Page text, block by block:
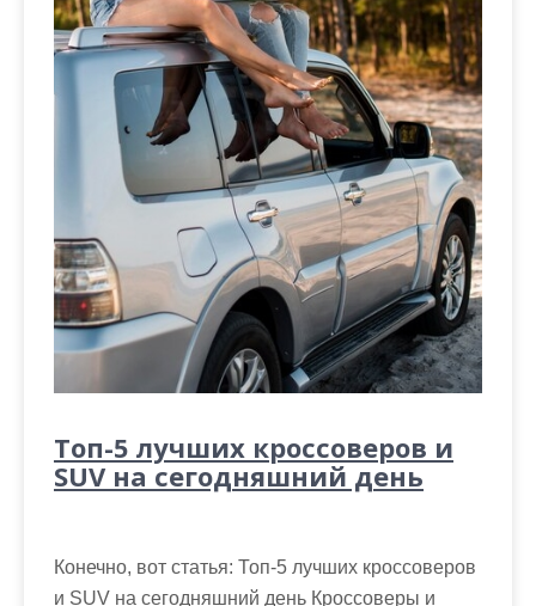
Топ-5 лучших кроссоверов и
SUV на сегодняшний день
Конечно, вот статья: Топ-5 лучших кроссоверов
и SUV на сегодняшний день Кроссоверы и